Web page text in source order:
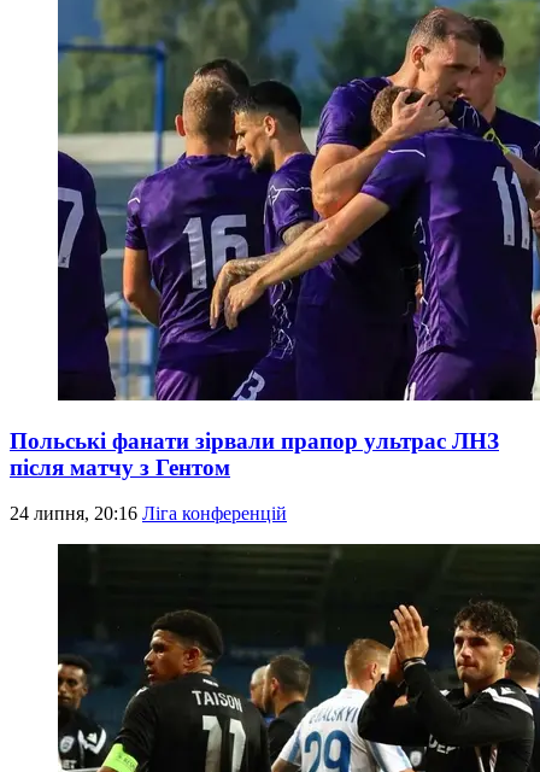
Польські фанати зірвали прапор ультрас ЛНЗ
після матчу з Гентом
24 липня, 20:16 Ліга конференцій